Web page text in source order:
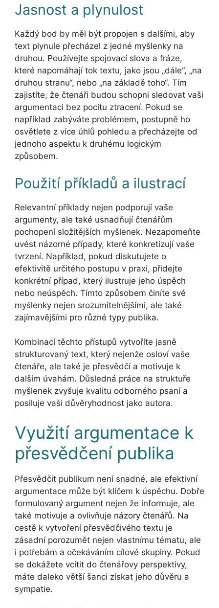
Jasnost a plynulost
Každý bod by měl být propojen s dalšími, aby
text plynule přecházel z jedné myšlenky na
druhou. Používejte spojovací slova a fráze,
které napomáhají tok textu, jako jsou „dále“, „na
druhou stranu“, nebo „na základě toho“. Tím
zajistíte, že čtenáři budou schopni sledovat vaši
argumentaci bez pocitu ztracení. Pokud se
například zabýváte problémem, postupně ho
osvětlete z více úhlů pohledu a přecházejte od
jednoho aspektu k druhému logickým
způsobem.
Použití příkladů a ilustrací
Relevantní příklady nejen podporují vaše
argumenty, ale také usnadňují čtenářům
pochopení složitějších myšlenek. Nezapomeňte
uvést názorné případy, které konkretizují vaše
tvrzení. Například, pokud diskutujete o
efektivitě určitého postupu v praxi, přidejte
konkrétní případ, který ilustruje jeho úspěch
nebo neúspěch. Tímto způsobem činíte své
myšlenky nejen srozumitelnějšími, ale také
zajímavějšími pro různé typy publika.
Kombinací těchto přístupů vytvoříte jasně
strukturovaný text, který nejenže osloví vaše
čtenáře, ale také je přesvědčí a motivuje k
dalším úvahám. Důsledná práce na struktuře
myšlenek zvyšuje kvalitu odborného psaní a
posiluje vaši důvěryhodnost jako autora.
Využití argumentace k
přesvědčení publika
Přesvědčit publikum není snadné, ale efektivní
argumentace může být klíčem k úspěchu. Dobře
formulovaný argument nejen že informuje, ale
také motivuje a ovlivňuje názory čtenářů. Na
cestě k vytvoření přesvědčivého textu je
zásadní porozumět nejen vlastnímu tématu, ale
i potřebám a očekáváním cílové skupiny. Pokud
se dokážete vcítit do čtenářovy perspektivy,
máte daleko větší šanci získat jeho důvěru a
sympatie.